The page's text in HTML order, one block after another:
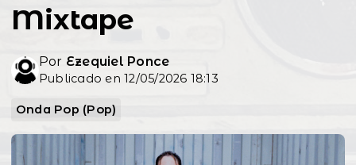
Mixtape
Por Ezequiel Ponce
Publicado en 12/05/2026 18:13
Onda Pop (Pop)